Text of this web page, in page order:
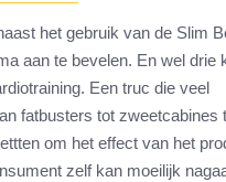
het gebruik van de Slim
aan te bevelen. En wel drie
Een truc die veel
fatbusters tot zweetcabines
om het effect van het
zelf kan moeilijk